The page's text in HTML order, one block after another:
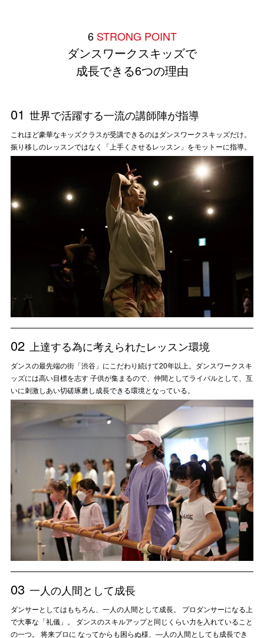
6 STRONG POINT
ダンスワークスキッズで
成長できる6つの理由
01 世界で活躍する一流の講師陣が指導
これほど豪華なキッズクラスが受講できるのはダンスワークスキッズだけ。
振り移しのレッスンではなく「上手くさせるレッスン」をモットーに指導。
02 上達する為に考えられたレッスン環境
ダンスの最先端の街「渋谷」にこだわり続けて20年以上。ダンスワークスキ
ッズには高い目標を志す 子供が集まるので、仲間としてライバルとして、互
いに刺激しあい切磋琢磨し成長できる環境となっている。
03 一人の人間として成長
ダンサーとしてはもちろん、一人の人間として成長。 プロダンサーになる上
で大事な「礼儀」。 ダンスのスキルアップと同じくらい力を入れていること
の一つ。 将来プロに なってからも困らぬ様、―人の人間としても成長でき